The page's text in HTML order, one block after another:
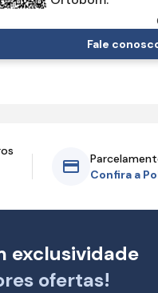
Fale
Confira a
exclusividade
ofertas!